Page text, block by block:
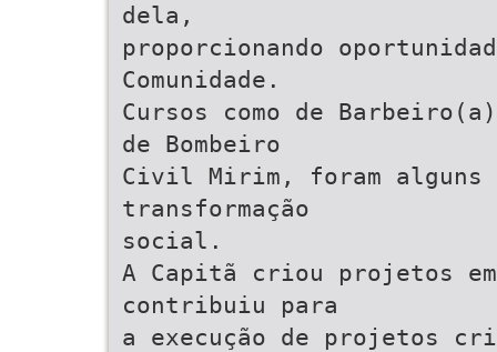
dela,
proporcionando
Comunidade.
Cursos como de
de Bombeiro
Civil Mirim, foram alguns
transformação
social.
A Capitã criou projetos
contribuiu para
a execução de projetos